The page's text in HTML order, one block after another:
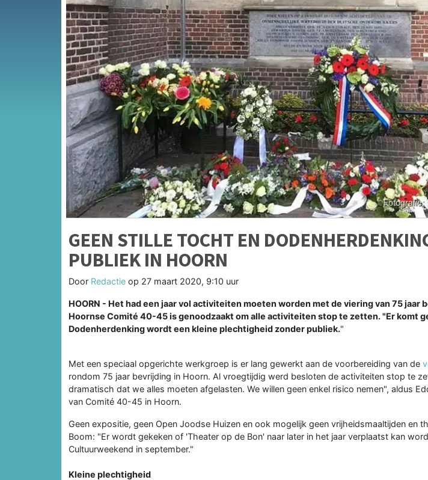
GEEN STILLE TOCHT EN
PUBLIEK IN HOORN
Door Redactie op 27 maart 2020, 9:10 uur
HOORN - Het had een jaar vol activiteiten moeten worden met de viering van 75 jaar
Hoornse Comité 40-45 is genoodzaakt om alle activiteiten stop te zetten. "Er komt
Dodenherdenking wordt een kleine plechtigheid zonder publiek."
Met een speciaal opgerichte werkgroep is er lang gewerkt aan de voorbereiding van de
rondom 75 jaar bevrijding in Hoorn. Al vroegtijdig werd besloten de activiteiten stop te
dramatisch dat we alles moeten afgelasten. We willen geen enkel risico nemen", aldus
van Comité 40-45 in Hoorn.
Geen expositie, geen Open Joodse Huizen en ook mogelijk geen vrijheidsmaaltijden en
Boom: "Er wordt gekeken of 'Theater op de Bon' naar later in het jaar verplaatst kan
Cultuurweekend in september."
Kleine plechtigheid